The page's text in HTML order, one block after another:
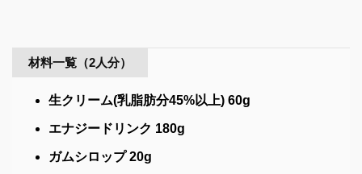
材料一覧（2人分）
生クリーム(乳脂肪分45%以上) 60g
エナジードリンク 180g
ガムシロップ 20g